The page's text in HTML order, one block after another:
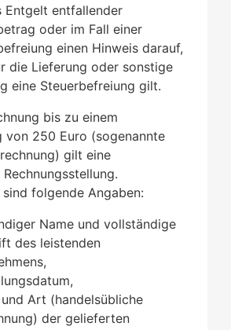
Entgelt entfallender
oder im Fall einer
einen Hinweis darauf,
die Lieferung oder sonstige
eine Steuerbefreiung gilt.
bis zu einem
von 250 Euro (sogenannte
gilt eine
folgende Angaben:
Name und vollständige
des leistenden
Art (handelsübliche
der gelieferten